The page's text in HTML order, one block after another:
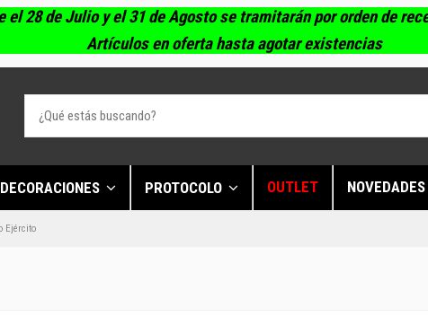
el 28 de Julio y el 31 de Agosto se tramitarán por orden de
Artículos en oferta hasta agotar existencias
PROTOCOLO OUTLET NOVEDADES
Ejército